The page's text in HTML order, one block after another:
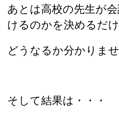
あとは高校の先生が
けるのかを決めるだけ
どうなるか分かりませ
そして結果は・・・